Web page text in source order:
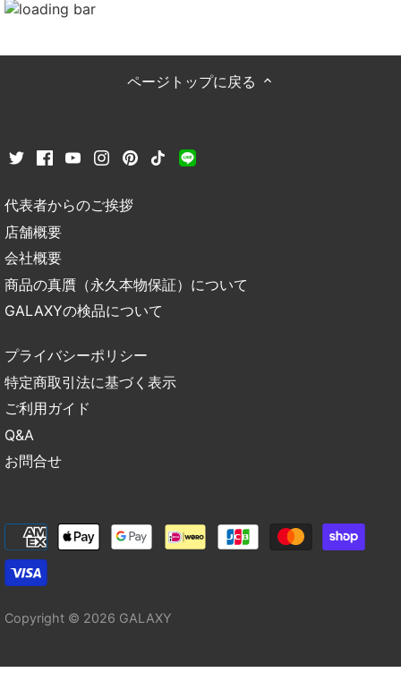
ページトップに戻る
代表者からのご挨拶
店舗概要
会社概要
商品の真贋（永久本物保証）について
GALAXYの検品について
プライバシーポリシー
特定商取引法に基づく表示
ご利用ガイド
Q&A
お問合せ
Copyright © 2026 GALAXY